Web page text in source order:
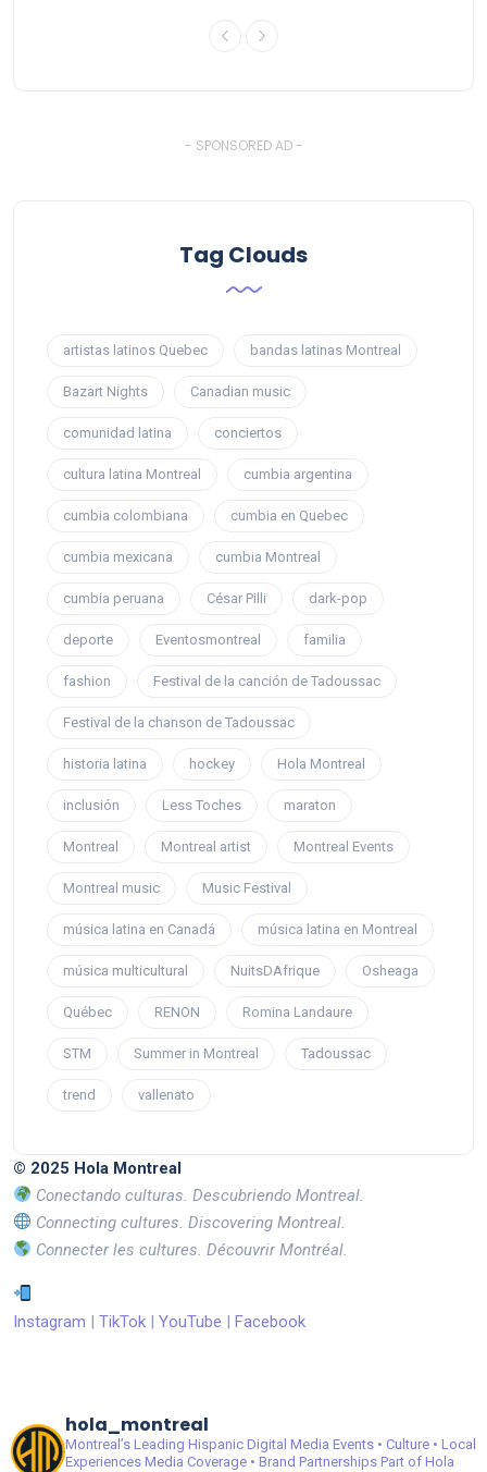
- SPONSORED AD -
Tag Clouds
artistas latinos Quebec bandas latinas Montreal
Bazart Nights Canadian music
comunidad latina conciertos
cultura latina Montreal cumbia argentina
cumbia colombiana cumbia en Quebec
cumbia mexicana cumbia Montreal
cumbia peruana César Pilli dark-pop
deporte Eventosmontreal familia
fashion Festival de la canción de Tadoussac
Festival de la chanson de Tadoussac
historia latina hockey Hola Montreal
inclusión Less Toches maraton
Montreal Montreal artist Montreal Events
Montreal music Music Festival
música latina en Canadá música latina en Montreal
música multicultural NuitsDAfrique Osheaga
Québec RENON Romina Landaure
STM Summer in Montreal Tadoussac
trend vallenato
© 2025 Hola Montreal
Conectando culturas. Descubriendo Montreal.
Connecting cultures. Discovering Montreal.
Connecter les cultures. Découvrir Montréal.
Instagram | TikTok | YouTube | Facebook
hola_montreal
Montreal’s Leading Hispanic Digital Media Events • Culture • Local
ExperiencesMedia Coverage • Brand PartnershipsPart of Hola